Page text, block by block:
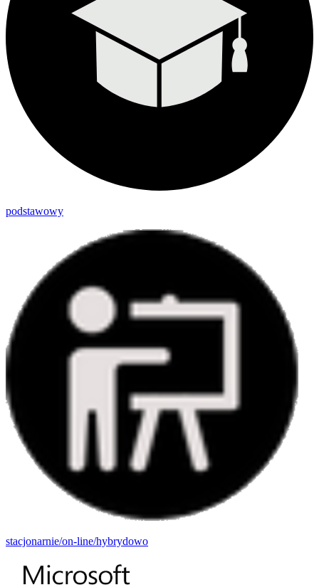
podstawowy
stacjonarnie/on-line/hybrydowo